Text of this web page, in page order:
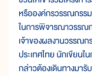
หรือองค์กรวรรณกรร
ในการพิจารณาวรรณ
เจ้าของผลงานวรรณ
ประเทศไทย นักเขียนใ
กล่าวต้องเดินทางมา